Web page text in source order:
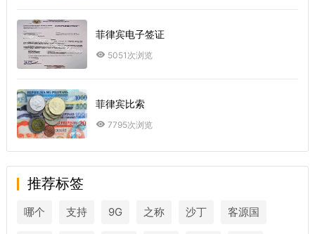
菲律宾电子签证
5051次浏览
菲律宾比索
7795次浏览
推荐标签
哪个 支持 9G 之称 沙丁 客源国